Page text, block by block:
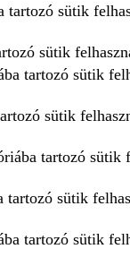
sütik
sütik
tartozó sütik
sütik
tartozó sütik
sütik
tartozó sütik